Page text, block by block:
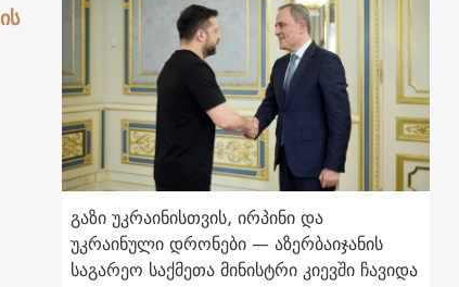
გაზი უკრაინისთვის, ირპინი და
უკრაინული დრონები — აზერბაიჯანის
საგარეო საქმეთა მინისტრი კიევში ჩავიდა